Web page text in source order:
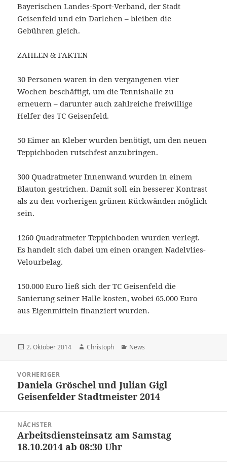
Bayerischen Landes-Sport-Verband, der Stadt
Geisenfeld und ein Darlehen – bleiben die
Gebühren gleich.
ZAHLEN & FAKTEN
30 Personen waren in den vergangenen vier
Wochen beschäftigt, um die Tennishalle zu
erneuern – darunter auch zahlreiche freiwillige
Helfer des TC Geisenfeld.
50 Eimer an Kleber wurden benötigt, um den neuen
Teppichboden rutschfest anzubringen.
300 Quadratmeter Innenwand wurden in einem
Blauton gestrichen. Damit soll ein besserer Kontrast
als zu den vorherigen grünen Rückwänden möglich
sein.
1260 Quadratmeter Teppichboden wurden verlegt.
Es handelt sich dabei um einen orangen Nadelvlies-
Velourbelag.
150.000 Euro ließ sich der TC Geisenfeld die
Sanierung seiner Halle kosten, wobei 65.000 Euro
aus Eigenmitteln finanziert wurden.
Veröffentlicht
2. Oktober 2014 Autor
Christoph Kategorien
News
VORHERIGER
Vorheriger
Beitrag:
Daniela Gröschel und Julian Gigl
Geisenfelder Stadtmeister 2014
NÄCHSTER
Nächster
Beitrag:
Arbeitsdiensteinsatz am Samstag
18.10.2014 ab 08:30 Uhr